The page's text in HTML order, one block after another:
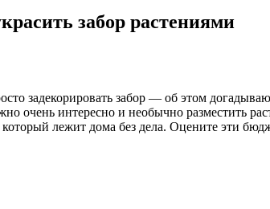
забор растениями
задекорировать забор — об этом
очень интересно и необычно разместить
лежит дома без дела. Оцените эти